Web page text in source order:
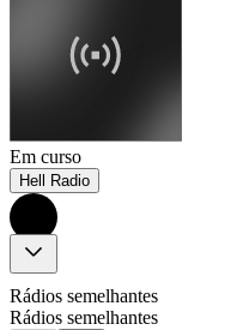
Em curso
Hell Radio
Rádios semelhantes
Rádios semelhantes